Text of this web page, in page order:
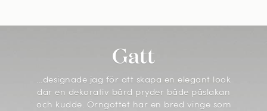
Gatt
...designade jag för att skapa en elegant look
där en dekorativ bård pryder både påslakan
och kudde. Örngottet har en bred vinge som